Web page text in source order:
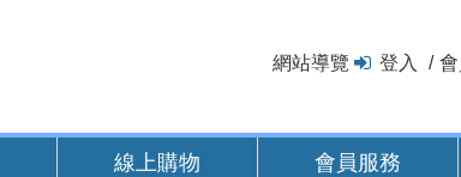
網站導覽 登入
線上購物 會員服務